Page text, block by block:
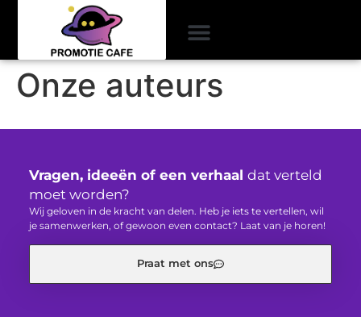
Onze auteurs
Vragen, ideeën of een verhaal dat verteld
moet worden?
Wij geloven in de kracht van delen. Heb je iets te vertellen, wil
je samenwerken, of gewoon even contact? Laat van je horen!
Praat met ons